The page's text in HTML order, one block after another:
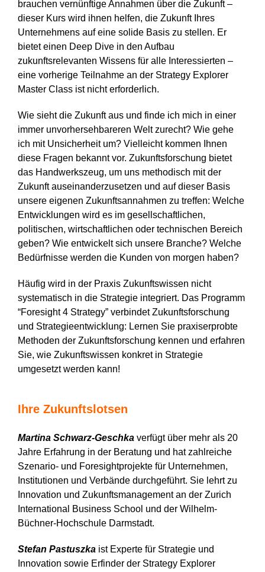
brauchen vernünftige Annahmen über die Zukunft –
dieser Kurs wird ihnen helfen, die Zukunft Ihres
Unternehmens auf eine solide Basis zu stellen. Er
bietet einen Deep Dive in den Aufbau
zukunftsrelevanten Wissens für alle Interessierten –
eine vorherige Teilnahme an der Strategy Explorer
Master Class ist nicht erforderlich.
Wie sieht die Zukunft aus und finde ich mich in einer
immer unvorhersehbareren Welt zurecht? Wie gehe
ich mit Unsicherheit um? Vielleicht kommen Ihnen
diese Fragen bekannt vor. Zukunftsforschung bietet
das Handwerkszeug, um uns methodisch mit der
Zukunft auseinanderzusetzen und auf dieser Basis
unsere eigenen Zukunftsannahmen zu treffen: Welche
Entwicklungen wird es im gesellschaftlichen,
politischen, wirtschaftlichen oder technischen Bereich
geben? Wie entwickelt sich unsere Branche? Welche
Bedürfnisse werden die Kunden von morgen haben?
Häufig wird in der Praxis Zukunftswissen nicht
systematisch in die Strategie integriert. Das Programm
“Foresight 4 Strategy” verbindet Zukunftsforschung
und Strategieentwicklung: Lernen Sie praxiserprobte
Methoden der Zukunftsforschung kennen und erfahren
Sie, wie Zukunftswissen konkret in Strategie
umgesetzt werden kann!
Ihre Zukunftslotsen
Martina Schwarz-Geschka verfügt über mehr als 20
Jahre Erfahrung in der Beratung und hat zahlreiche
Szenario- und Foresightprojekte für Unternehmen,
Institutionen und Verbände durchgeführt. Sie lehrt zu
Innovation und Zukunftsmanagement an der Zurich
International Business School und der Wilhelm-
Büchner-Hochschule Darmstadt.
Stefan Pastuszka ist Experte für Strategie und
Innovation sowie Erfinder der Strategy Explorer